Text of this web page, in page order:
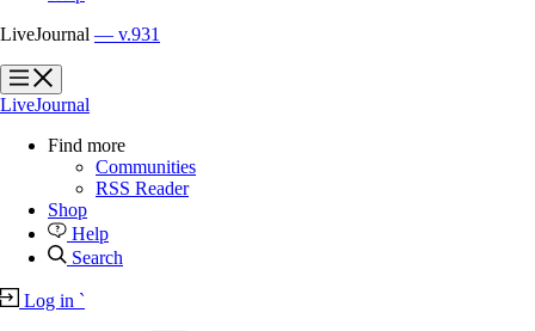
LiveJournal — v.931
?
?
LiveJournal
Find more
Communities
RSS Reader
Shop
Help
Search
Log in `